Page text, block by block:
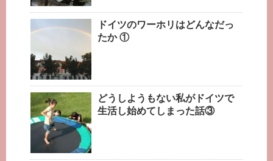
ドイツのワーホリはどんなだっ
たか ①
どうしようもない私がドイツで
生活し始めてしまった話③